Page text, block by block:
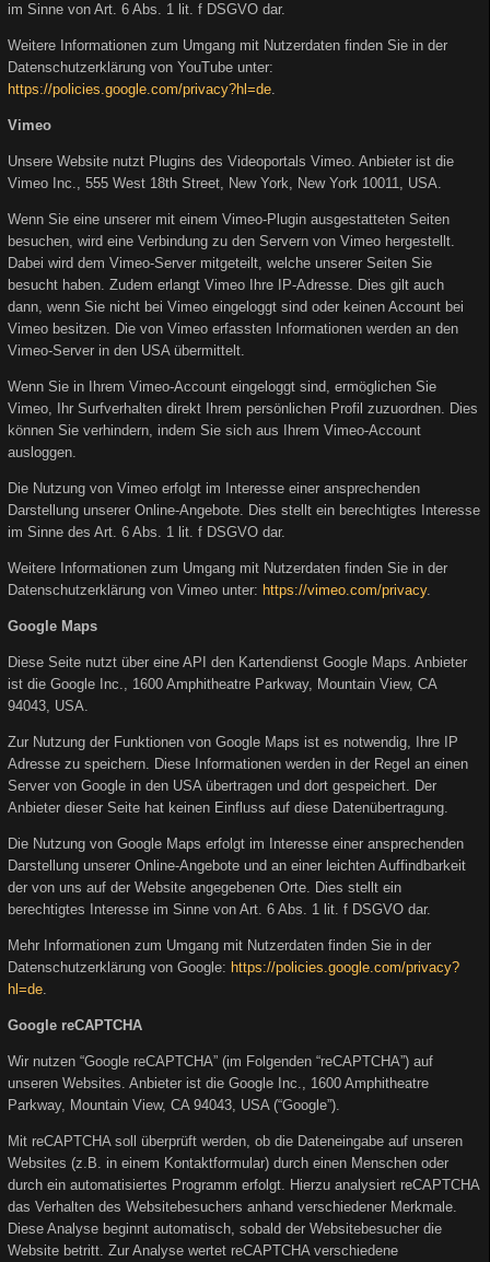
im Sinne von Art. 6 Abs. 1 lit. f DSGVO dar.
Weitere Informationen zum Umgang mit Nutzerdaten finden Sie in der
Datenschutzerklärung von YouTube unter:
https://policies.google.com/privacy?hl=de
Vimeo
Unsere Website nutzt Plugins des Videoportals Vimeo. Anbieter ist die
Vimeo Inc., 555 West 18th Street, New York, New York 10011, USA.
Wenn Sie eine unserer mit einem Vimeo-Plugin ausgestatteten Seiten
besuchen, wird eine Verbindung zu den Servern von Vimeo hergestellt.
Dabei wird dem Vimeo-Server mitgeteilt, welche unserer Seiten Sie
besucht haben. Zudem erlangt Vimeo Ihre IP-Adresse. Dies gilt auch
dann, wenn Sie nicht bei Vimeo eingeloggt sind oder keinen Account bei
Vimeo besitzen. Die von Vimeo erfassten Informationen werden an den
Vimeo-Server in den USA übermittelt.
Wenn Sie in Ihrem Vimeo-Account eingeloggt sind, ermöglichen Sie
Vimeo, Ihr Surfverhalten direkt Ihrem persönlichen Profil zuzuordnen. Dies
können Sie verhindern, indem Sie sich aus Ihrem Vimeo-Account
ausloggen.
Die Nutzung von Vimeo erfolgt im Interesse einer ansprechenden
Darstellung unserer Online-Angebote. Dies stellt ein berechtigtes Interesse
im Sinne des Art. 6 Abs. 1 lit. f DSGVO dar.
Weitere Informationen zum Umgang mit Nutzerdaten finden Sie in der
Datenschutzerklärung von Vimeo unter: https://vimeo.com/privacy.
Google Maps
Diese Seite nutzt über eine API den Kartendienst Google Maps. Anbieter
ist die Google Inc., 1600 Amphitheatre Parkway, Mountain View, CA
94043, USA.
Zur Nutzung der Funktionen von Google Maps ist es notwendig, Ihre IP
Adresse zu speichern. Diese Informationen werden in der Regel an einen
Server von Google in den USA übertragen und dort gespeichert. Der
Anbieter dieser Seite hat keinen Einfluss auf diese Datenübertragung.
Die Nutzung von Google Maps erfolgt im Interesse einer ansprechenden
Darstellung unserer Online-Angebote und an einer leichten Auffindbarkeit
der von uns auf der Website angegebenen Orte. Dies stellt ein
berechtigtes Interesse im Sinne von Art. 6 Abs. 1 lit. f DSGVO dar.
Mehr Informationen zum Umgang mit Nutzerdaten finden Sie in der
Datenschutzerklärung von Google: https://policies.google.com/privacy?
hl=de
Google reCAPTCHA
Wir nutzen “Google reCAPTCHA” (im Folgenden “reCAPTCHA”) auf
unseren Websites. Anbieter ist die Google Inc., 1600 Amphitheatre
Parkway, Mountain View, CA 94043, USA (“Google”).
Mit reCAPTCHA soll überprüft werden, ob die Dateneingabe auf unseren
Websites (z.B. in einem Kontaktformular) durch einen Menschen oder
durch ein automatisiertes Programm erfolgt. Hierzu analysiert reCAPTCHA
das Verhalten des Websitebesuchers anhand verschiedener Merkmale.
Diese Analyse beginnt automatisch, sobald der Websitebesucher die
Website betritt. Zur Analyse wertet reCAPTCHA verschiedene